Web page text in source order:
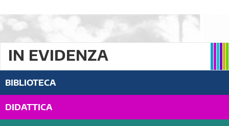
IN EVIDENZA
BIBLIOTECA
DIDATTICA